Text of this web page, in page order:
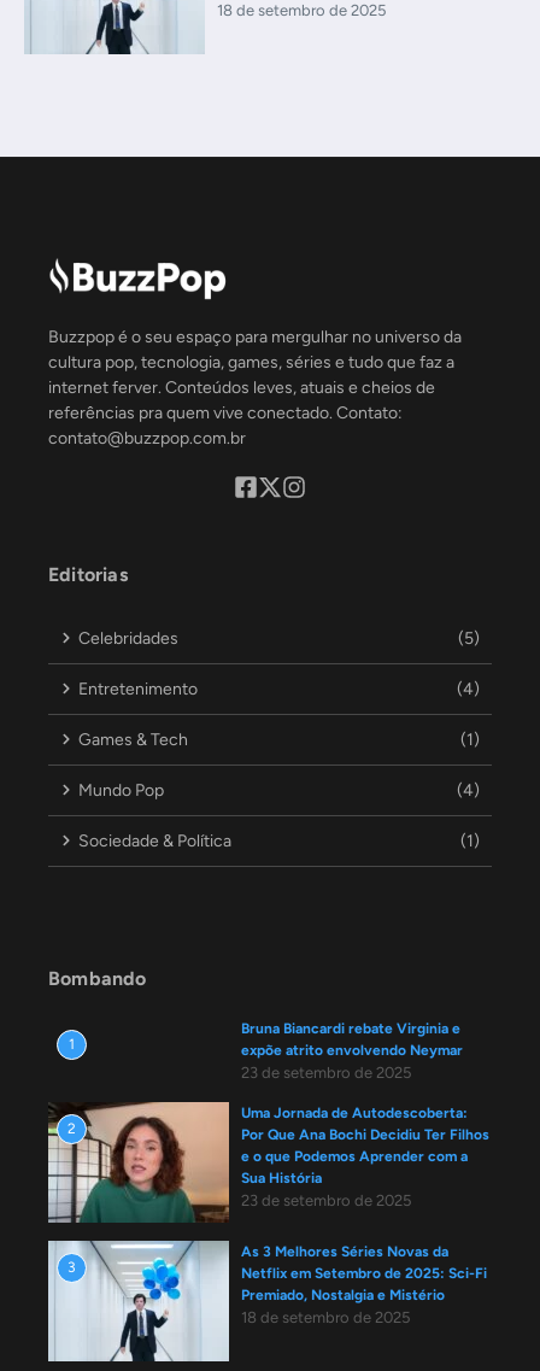
18 de setembro de 2025
Buzzpop é o seu espaço para mergulhar no universo da
cultura pop, tecnologia, games, séries e tudo que faz a
internet ferver. Conteúdos leves, atuais e cheios de
referências pra quem vive conectado. Contato:
contato@buzzpop.com.br
Editorias
Celebridades (5)
Entretenimento (4)
Games & Tech (1)
Mundo Pop (4)
Sociedade & Política (1)
Bombando
1
Bruna Biancardi rebate Virginia e
expõe atrito envolvendo Neymar
23 de setembro de 2025
2
Uma Jornada de Autodescoberta:
Por Que Ana Bochi Decidiu Ter Filhos
e o que Podemos Aprender com a
Sua História
23 de setembro de 2025
3
As 3 Melhores Séries Novas da
Netflix em Setembro de 2025: Sci-Fi
Premiado, Nostalgia e Mistério
18 de setembro de 2025